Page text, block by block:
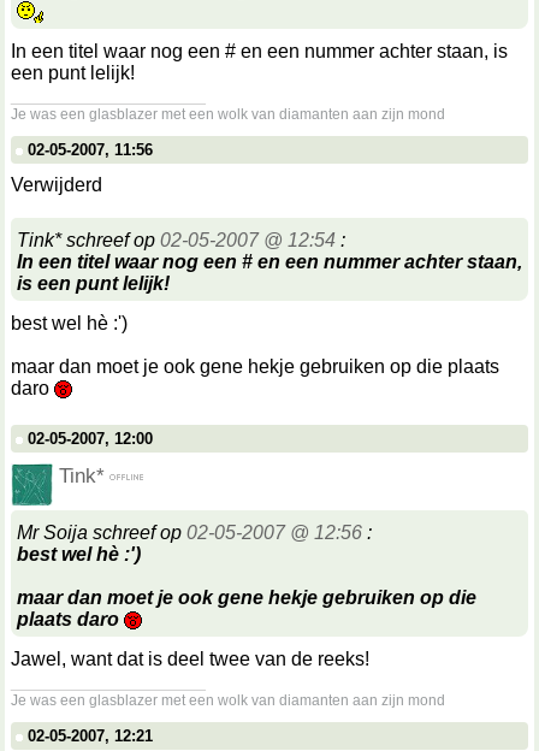
In een titel waar nog een # en een nummer achter staan, is
een punt lelijk!
Je was een glasblazer met een wolk van diamanten aan zijn mond
02-05-2007, 11:56
Verwijderd
Tink* schreef op 02-05-2007 @ 12:54 :
In een titel waar nog een # en een nummer achter staan,
is een punt lelijk!
best wel hè :')
maar dan moet je ook gene hekje gebruiken op die plaats
daro
02-05-2007, 12:00
Tink*
Mr Soija schreef op 02-05-2007 @ 12:56 :
best wel hè :')
maar dan moet je ook gene hekje gebruiken op die
plaats daro
Jawel, want dat is deel twee van de reeks!
Je was een glasblazer met een wolk van diamanten aan zijn mond
02-05-2007, 12:21